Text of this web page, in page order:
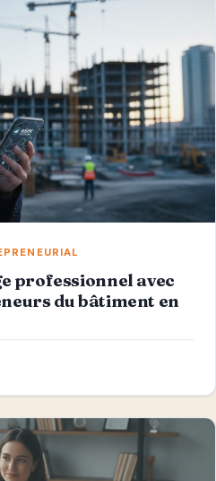
professionnel avec
du bâtiment en